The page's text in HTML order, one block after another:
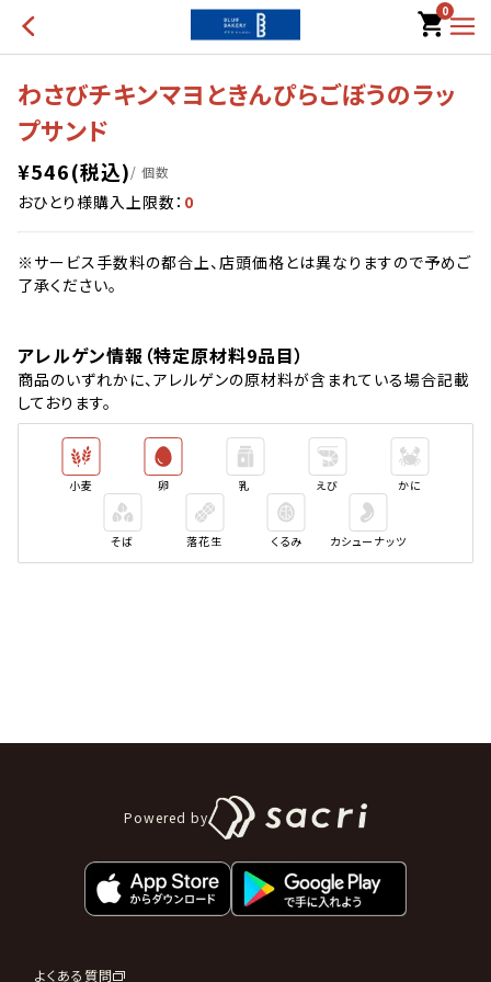
0
わさびチキンマヨときんぴらごぼうのラッ
プサンド
¥546(税込)/ 個数
おひとり様購入上限数： 0
※サービス手数料の都合上、店頭価格とは異なりますので予めご
了承ください。
アレルゲン情報（特定原材料9品目）
商品のいずれかに、アレルゲンの原材料が含まれている場合記載
しております。
小麦 卵 乳 えび かに
そば 落花生 くるみ カシューナッツ
Powered by
よくある質問